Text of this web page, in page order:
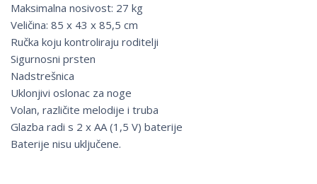
Maksimalna nosivost: 27 kg
Veličina: 85 x 43 x 85,5 cm
Ručka koju kontroliraju roditelji
Sigurnosni prsten
Nadstrešnica
Uklonjivi oslonac za noge
Volan, različite melodije i truba
Glazba radi s 2 x AA (1,5 V) baterije
Baterije nisu uključene.